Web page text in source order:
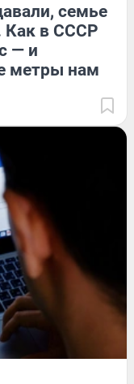
семье
Как в СССР
— и
метры нам